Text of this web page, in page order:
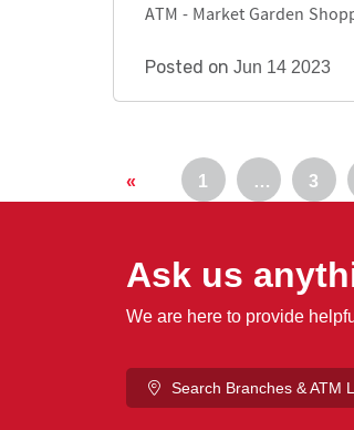
ATM - Market Garden
Posted on Jun 14 2023
« 1 … 3
Ask us
We are here to provide
Search Branches & ATM